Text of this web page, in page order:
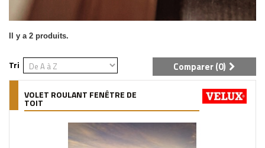
Il y a 2 produits.
Tri Comparer (0)
VOLET ROULANT FENÊTRE DE
TOIT